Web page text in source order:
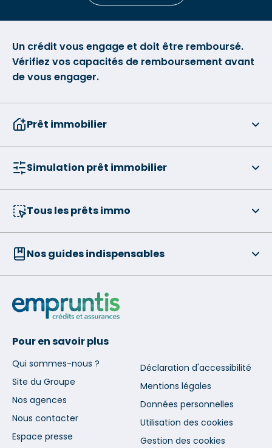
Un crédit vous engage et doit être remboursé.
Vérifiez vos capacités de remboursement avant
de vous engager.
Prêt immobilier
Simulation prêt immobilier
Tous les prêts immo
Nos guides indispensables
Pour en savoir plus
Qui sommes-nous ?
Site du Groupe
Nos agences
Nous contacter
Espace presse
Déclaration d'accessibilité
Mentions légales
Données personnelles
Utilisation des cookies
Gestion des cookies